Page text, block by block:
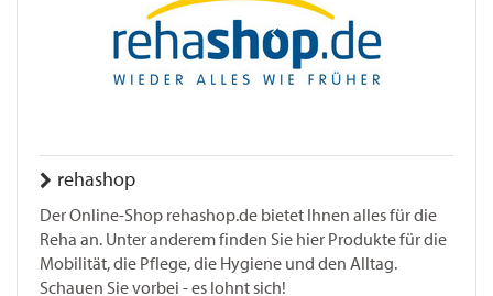
rehashop
Der Online-Shop rehashop.de bietet Ihnen alles für die
Reha an. Unter anderem finden Sie hier Produkte für die
Mobilität, die Pflege, die Hygiene und den Alltag.
Schauen Sie vorbei - es lohnt sich!